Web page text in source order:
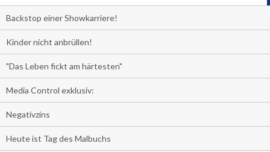
Backstop einer Showkarriere!
Kinder nicht anbrüllen!
"Das Leben fickt am härtesten"
Media Control exklusiv:
Negativzins
Heute ist Tag des Malbuchs